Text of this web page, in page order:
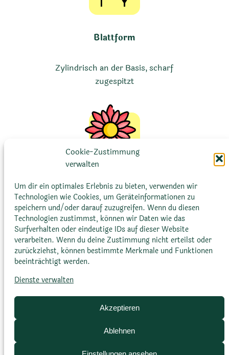
Cookie-Zustimmung
verwalten
Um dir ein optimales Erlebnis zu bieten, verwenden wir
Technologien wie Cookies, um Geräteinformationen zu
speichern und/oder darauf zuzugreifen. Wenn du diesen
Technologien zustimmst, können wir Daten wie das
Surfverhalten oder eindeutige IDs auf dieser Website
verarbeiten. Wenn du deine Zustimmung nicht erteilst oder
zurückziehst, können bestimmte Merkmale und Funktionen
beeinträchtigt werden.
Dienste verwalten
Akzeptieren
Ablehnen
Blattform
Zylindrisch an der Basis, scharf
zugespitzt
Blütenfarbe
Weiß, blassrosa bis magenta